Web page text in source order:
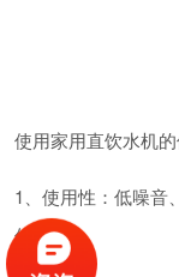
使用家用直饮水机的
1、使用性：低噪音
优价廉。